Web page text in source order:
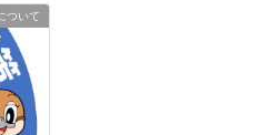
ついて